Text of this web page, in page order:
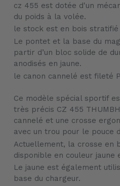
à
votre
panier
cz 455 est dotée d'un
du poids à la volée.
le stock est en bois stratifié
Le pontet et la base du
partir d’un bloc solide de
anodisés en jaune.
le canon cannelé est fileté
Ce modèle spécial sportif
très précis CZ 455
cannelé et une crosse
avec un trou pour le pouce
Actuellement, la crosse en
disponible en couleur jaune
Le jaune est également
base du chargeur.